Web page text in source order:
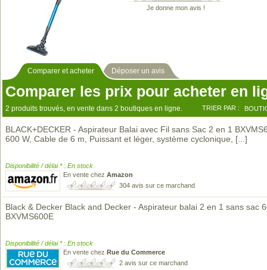
Je donne mon avis !
Comparer et acheter Déposer un avis
Comparer les prix pour acheter en
2 produits trouvés, en vente dans 2 boutiques en ligne. TRIER PAR :
BLACK+DECKER - Aspirateur Balai avec Fil sans Sac 2 en 1
600 W, Cable de 6 m, Puissant et léger, système cyclonique, [...]
Disponibilité / délai * : En stock
En vente chez Amazon
304 avis sur ce marchand
Black & Decker Black and Decker - Aspirateur balai 2 en 1 sans sac
BXVMS600E
Disponibilité / délai * : En stock
En vente chez Rue du Commerce
2 avis sur ce marchand